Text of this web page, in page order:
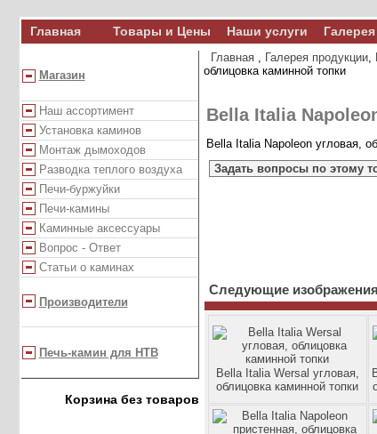
Главная Товары и Цены Наши услуги Галерея
Магазин
Наш ассортимент
Установка каминов
Монтаж дымоходов
Разводка теплого воздуха
Печи-буржуйки
Печи-камины
Каминные аксессуары
Вопрос - Ответ
Статьи о каминах
Производители
Печь-камин для НТВ
Корзина без товаров
Главная, Галерея продукции,
облицовка каминной топки
Bella Italia
Bella Italia Napoleon угловая,
Задать вопросы по этому
Следующие изображения
Bella Italia Wersal угловая,
облицовка каминной топки